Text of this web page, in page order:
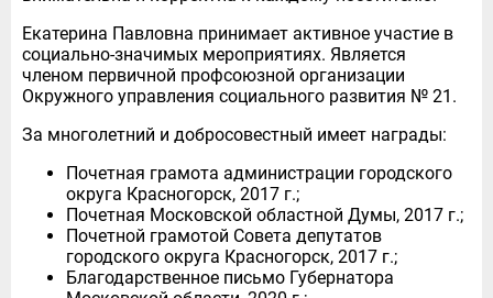
Екатерина Павловна принимает активное участие в
социально-значимых мероприятиях. Является
членом первичной профсоюзной организации
Окружного управления социального развития № 21.
За многолетний и добросовестный имеет награды:
Почетная грамота администрации городского
округа Красногорск, 2017 г.;
Почетная Московской областной Думы, 2017 г.;
Почетной грамотой Совета депутатов
городского округа Красногорск, 2017 г.;
Благодарственное письмо Губернатора